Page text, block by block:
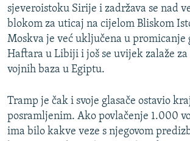
sjeveroistoku Sirije i zadržava se nad
blokom za uticaj na cijelom Bliskom
Moskva je već uključena u promicanje
Haftara u Libiji i još se uvijek zalaže za
vojnih baza u Egiptu.
Tramp je čak i svoje glasače ostavio
posramljenim. Ako povlačenje 1.000
ima bilo kakve veze s njegovom